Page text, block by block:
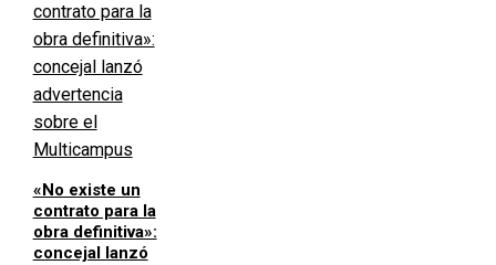
«No existe un
contrato para la
obra definitiva»:
concejal lanzó